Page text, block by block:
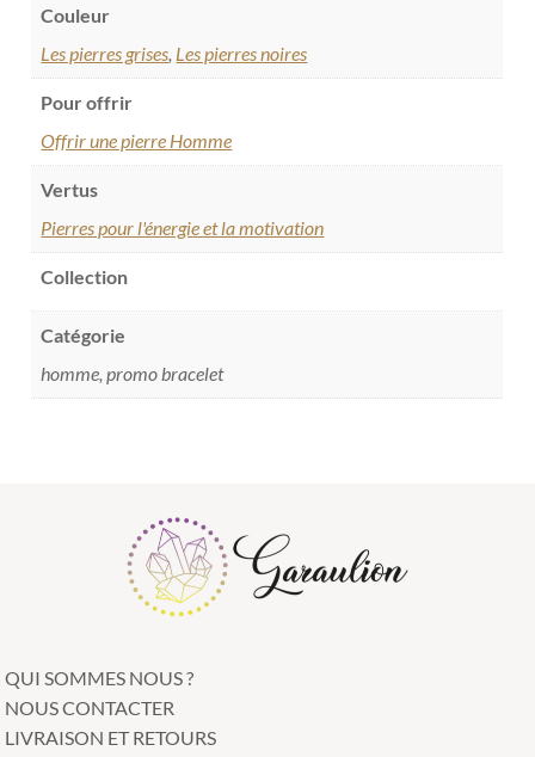
Couleur
Les pierres grises Les pierres noires
Pour offrir
Offrir une pierre Homme
Vertus
Pierres pour l'énergie et la motivation
Collection
Catégorie
homme, promo bracelet
QUI SOMMES NOUS ?
NOUS CONTACTER
LIVRAISON ET RETOURS